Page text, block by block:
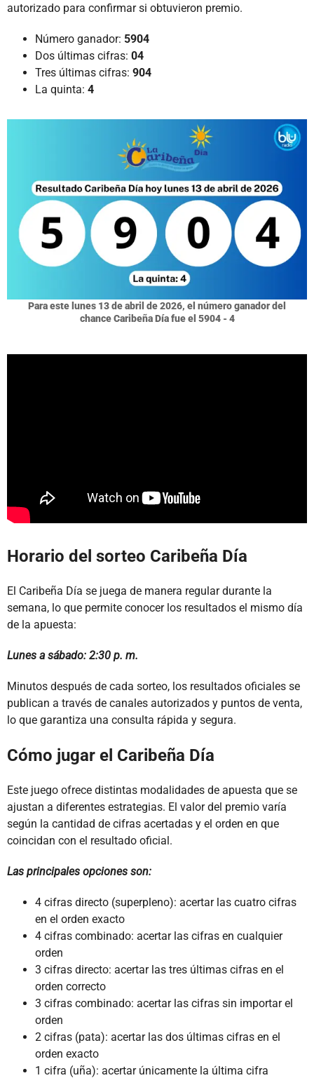
autorizado para confirmar si obtuvieron premio.
Número ganador: 5904
Dos últimas cifras: 04
Tres últimas cifras: 904
La quinta: 4
Para este lunes 13 de abril de 2026, el número ganador del
chance Caribeña Día fue el 5904 - 4
Horario del sorteo Caribeña Día
El Caribeña Día se juega de manera regular durante la
semana, lo que permite conocer los resultados el mismo día
de la apuesta:
Lunes a sábado: 2:30 p. m.
Minutos después de cada sorteo, los resultados oficiales se
publican a través de canales autorizados y puntos de venta,
lo que garantiza una consulta rápida y segura.
Cómo jugar el Caribeña Día
Este juego ofrece distintas modalidades de apuesta que se
ajustan a diferentes estrategias. El valor del premio varía
según la cantidad de cifras acertadas y el orden en que
coincidan con el resultado oficial.
Las principales opciones son:
4 cifras directo (superpleno): acertar las cuatro cifras
en el orden exacto
4 cifras combinado: acertar las cifras en cualquier
orden
3 cifras directo: acertar las tres últimas cifras en el
orden correcto
3 cifras combinado: acertar las cifras sin importar el
orden
2 cifras (pata): acertar las dos últimas cifras en el
orden exacto
1 cifra (uña): acertar únicamente la última cifra